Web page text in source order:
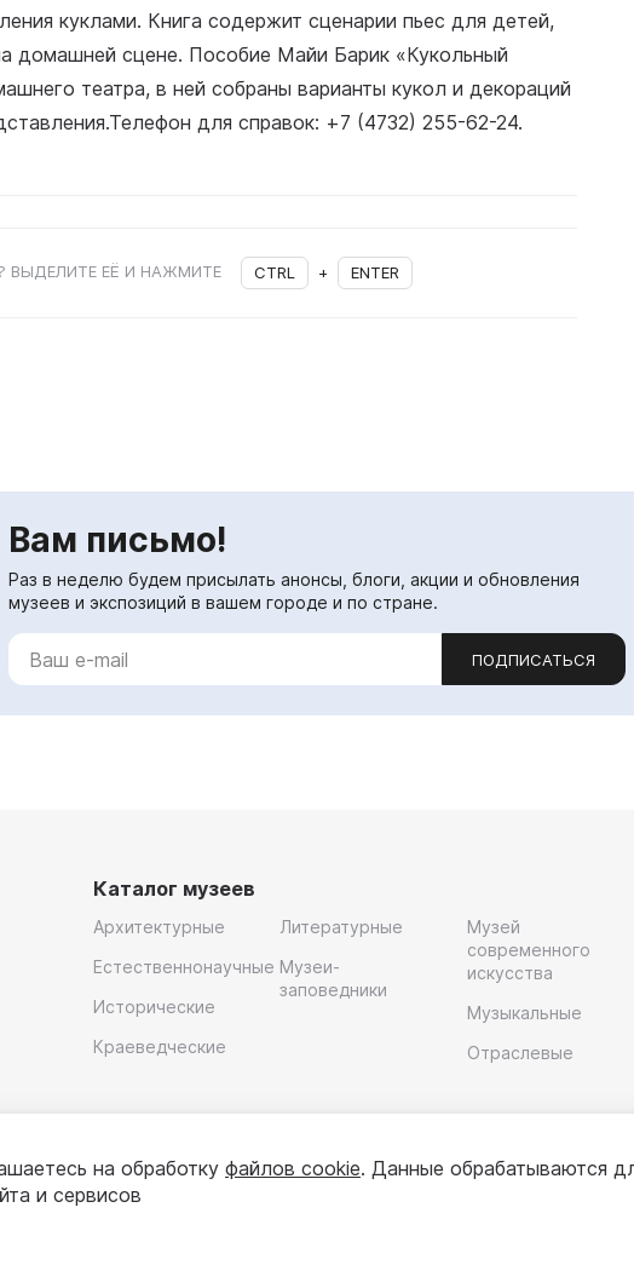
куклами. Книга содержит сценарии пьес для детей,
домашней сцене. Пособие Майи Барик «Кукольный
театра, в ней собраны варианты кукол и декораций
для справок: +7 (4732) 255-62-24.
ВЫДЕЛИТЕ ЕЁ И НАЖМИТЕ CTRL + ENTER
Вам письмо!
Раз в неделю будем присылать анонсы, блоги, акции и обновления
музеев и экспозиций в вашем городе и по стране.
ПОДПИСАТЬСЯ
Каталог музеев
Архитектурные
Естественнонаучные
Исторические
Краеведческие
Литературные
Музеи-
заповедники
Музей
современного
искусства
Музыкальные
Отраслевые
на обработку файлов cookie. Данные обрабатываются
и сервисов